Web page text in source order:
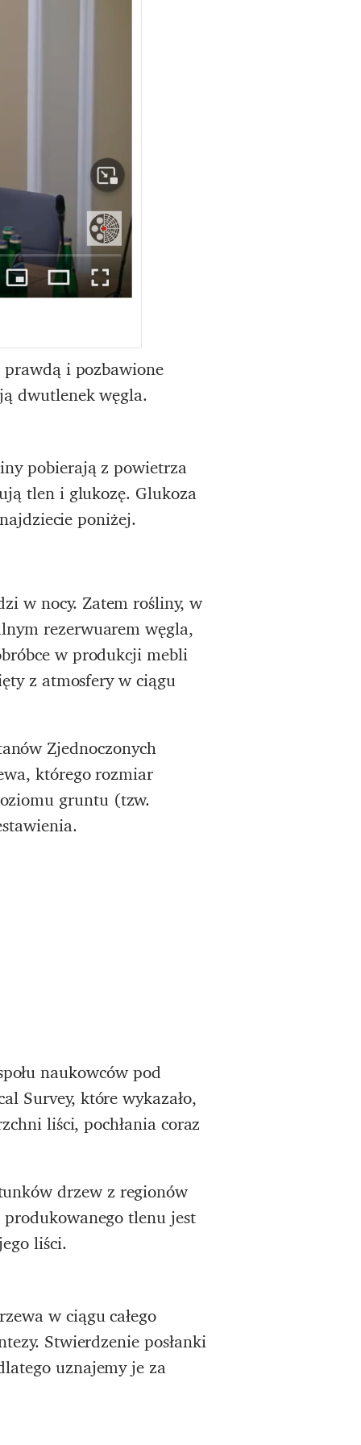
prawdą i pozbawione
dwutlenek węgla.
pobierają z powietrza
tlen i glukozę. Glukoza
poniżej.
w nocy. Zatem rośliny, w
rezerwuarem węgla,
w produkcji mebli
z atmosfery w ciągu
Zjednoczonych
którego rozmiar
gruntu (tzw.
naukowców pod
Survey, które wykazało,
liści, pochłania coraz
drzew z regionów
tlenu jest
liści.
w ciągu całego
Stwierdzenie posłanki
uznajemy je za